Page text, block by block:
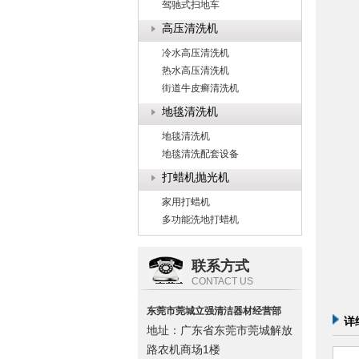
驾驰式扫地车
高压清洗机
冷水高压清洗机
热水高压清洗机
街道牛皮癣清洗机
地毯清洗机
地毯清洗机
地毯清洗配套设备
打蜡机抛光机
家用打蜡机
多功能洗地打蜡机
联系方式
CONTACT US
东莞市莞城立强清洁器材经营部
地址：广东省东莞市莞城解放
路农机商场1楼
详